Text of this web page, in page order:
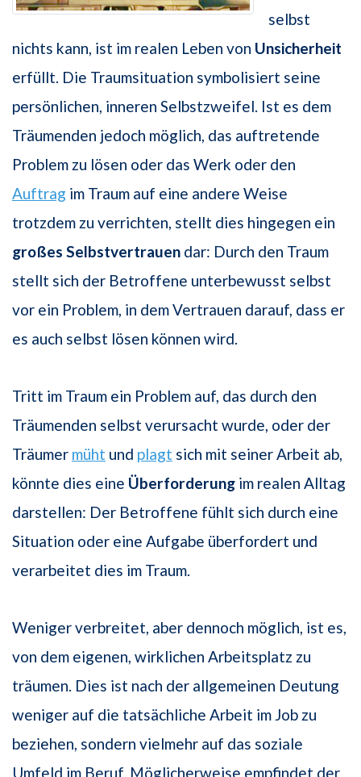
selbst
nichts kann, ist im realen Leben von Unsicherheit
erfüllt. Die Traumsituation symbolisiert seine
persönlichen, inneren Selbstzweifel. Ist es dem
Träumenden jedoch möglich, das auftretende
Problem zu lösen oder das Werk oder den
Auftrag im Traum auf eine andere Weise
trotzdem zu verrichten, stellt dies hingegen ein
großes Selbstvertrauen dar: Durch den Traum
stellt sich der Betroffene unterbewusst selbst
vor ein Problem, in dem Vertrauen darauf, dass er
es auch selbst lösen können wird.
Tritt im Traum ein Problem auf, das durch den
Träumenden selbst verursacht wurde, oder der
Träumer müht und plagt sich mit seiner Arbeit ab,
könnte dies eine Überforderung im realen Alltag
darstellen: Der Betroffene fühlt sich durch eine
Situation oder eine Aufgabe überfordert und
verarbeitet dies im Traum.
Weniger verbreitet, aber dennoch möglich, ist es,
von dem eigenen, wirklichen Arbeitsplatz zu
träumen. Dies ist nach der allgemeinen Deutung
weniger auf die tatsächliche Arbeit im Job zu
beziehen, sondern vielmehr auf das soziale
Umfeld im Beruf. Möglicherweise empfindet der